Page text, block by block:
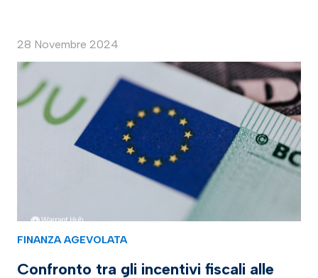
28 Novembre 2024
FINANZA AGEVOLATA
Confronto tra gli incentivi fiscali alle